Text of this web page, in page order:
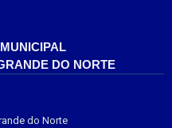
DO NORTE
do Norte